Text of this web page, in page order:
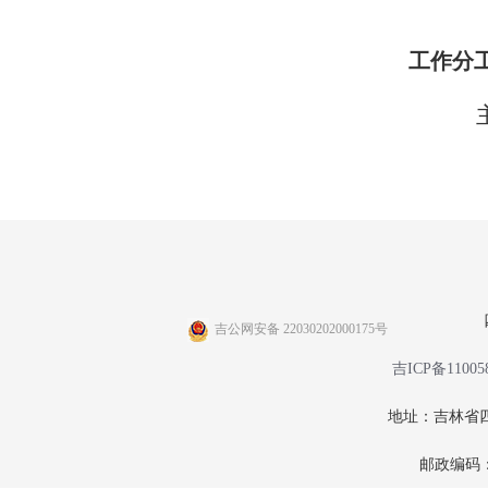
工作分
吉公网安备 22030202000175号
吉ICP备
地址：吉林省
邮政编码